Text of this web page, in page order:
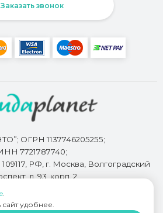
Заказать звонок
ОГРН 1137746205255;
7721787740;
РФ, г. Москва, Волгоградский
д. 93, корп. 2
сайта занимается
.
удобнее.